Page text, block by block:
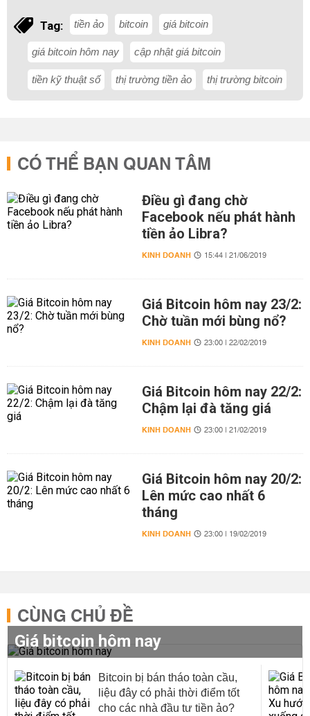
Tag: tiền ảo bitcoin giá bitcoin
giá bitcoin hôm nay cập nhật giá bitcoin
tiền kỹ thuật số thị trường tiền ảo thị trường bitcoin
CÓ THỂ BẠN QUAN TÂM
Điều gì đang chờ
Facebook nếu phát hành
tiền ảo Libra?
KINH DOANH 15:44 | 21/06/2019
Giá Bitcoin hôm nay 23/2:
Chờ tuần mới bùng nổ?
KINH DOANH 23:00 | 22/02/2019
Giá Bitcoin hôm nay 22/2:
Chậm lại đà tăng giá
KINH DOANH 23:00 | 21/02/2019
Giá Bitcoin hôm nay 20/2:
Lên mức cao nhất 6
tháng
KINH DOANH 23:00 | 19/02/2019
CÙNG CHỦ ĐỀ
Giá bitcoin hôm nay
Bitcoin bị bán tháo toàn cầu,
liệu đây có phải thời điểm tốt
cho các nhà đầu tư tiền ảo?